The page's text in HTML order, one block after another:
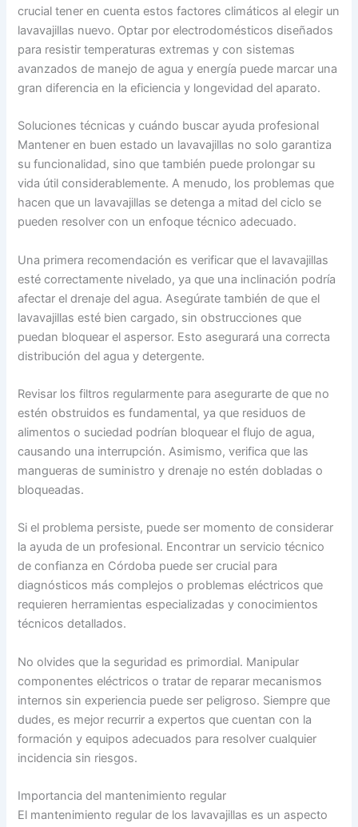
crucial tener en cuenta estos factores climáticos al elegir un
lavavajillas nuevo. Optar por electrodomésticos diseñados
para resistir temperaturas extremas y con sistemas
avanzados de manejo de agua y energía puede marcar una
gran diferencia en la eficiencia y longevidad del aparato.
Soluciones técnicas y cuándo buscar ayuda profesional
Mantener en buen estado un lavavajillas no solo garantiza
su funcionalidad, sino que también puede prolongar su
vida útil considerablemente. A menudo, los problemas que
hacen que un lavavajillas se detenga a mitad del ciclo se
pueden resolver con un enfoque técnico adecuado.
Una primera recomendación es verificar que el lavavajillas
esté correctamente nivelado, ya que una inclinación podría
afectar el drenaje del agua. Asegúrate también de que el
lavavajillas esté bien cargado, sin obstrucciones que
puedan bloquear el aspersor. Esto asegurará una correcta
distribución del agua y detergente.
Revisar los filtros regularmente para asegurarte de que no
estén obstruidos es fundamental, ya que residuos de
alimentos o suciedad podrían bloquear el flujo de agua,
causando una interrupción. Asimismo, verifica que las
mangueras de suministro y drenaje no estén dobladas o
bloqueadas.
Si el problema persiste, puede ser momento de considerar
la ayuda de un profesional. Encontrar un servicio técnico
de confianza en Córdoba puede ser crucial para
diagnósticos más complejos o problemas eléctricos que
requieren herramientas especializadas y conocimientos
técnicos detallados.
No olvides que la seguridad es primordial. Manipular
componentes eléctricos o tratar de reparar mecanismos
internos sin experiencia puede ser peligroso. Siempre que
dudes, es mejor recurrir a expertos que cuentan con la
formación y equipos adecuados para resolver cualquier
incidencia sin riesgos.
Importancia del mantenimiento regular
El mantenimiento regular de los lavavajillas es un aspecto